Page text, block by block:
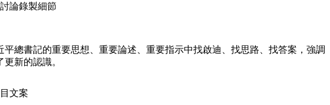
乐龄 阅读
論錄製細節
書記的重要思想、重要論述、重要指示中找啟迪、找思路、找答案，強調
新的認識。
文案